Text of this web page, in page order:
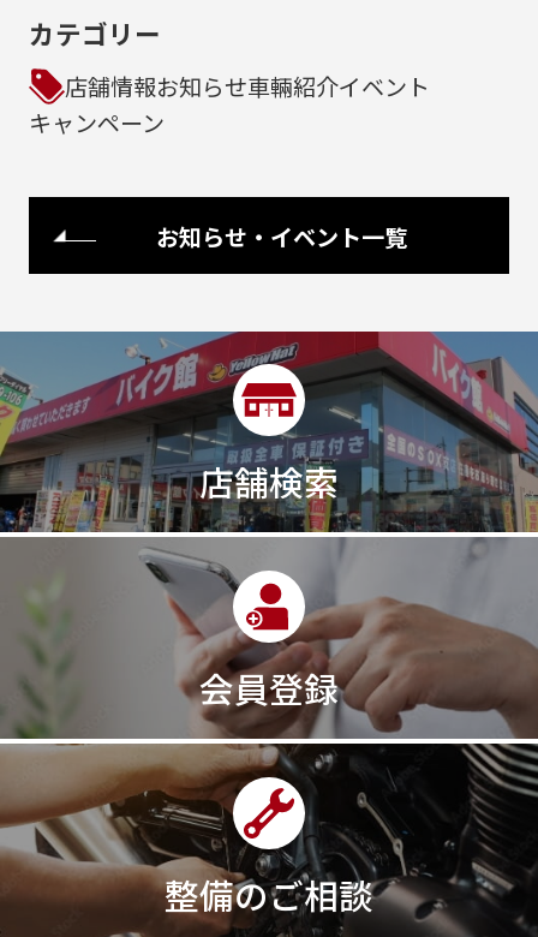
カテゴリー
店舗情報お知らせ車輛紹介イベント
キャンペーン
お知らせ・イベント一覧
店舗検索
会員登録
整備のご相談